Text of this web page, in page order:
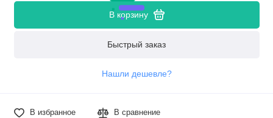
В корзину
Быстрый заказ
Нашли дешевле?
В избранное В сравнение